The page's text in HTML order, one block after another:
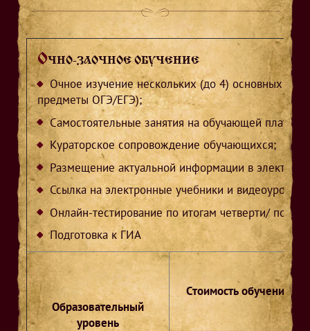
ОЧНО-ЗАОЧНОЕ ОБУЧЕНИЕ
Очное изучение нескольких (до 4) основных /
предметы ОГЭ/ЕГЭ);
Самостоятельные занятия на обучающей
Кураторское сопровождение обучающихся;
Размещение актуальной информации в
Ссылка на электронные учебники и видеоуроки;
Онлайн-тестирование по итогам четверти/
Подготовка к ГИА
Образовательный
уровень
Стоимость обучения